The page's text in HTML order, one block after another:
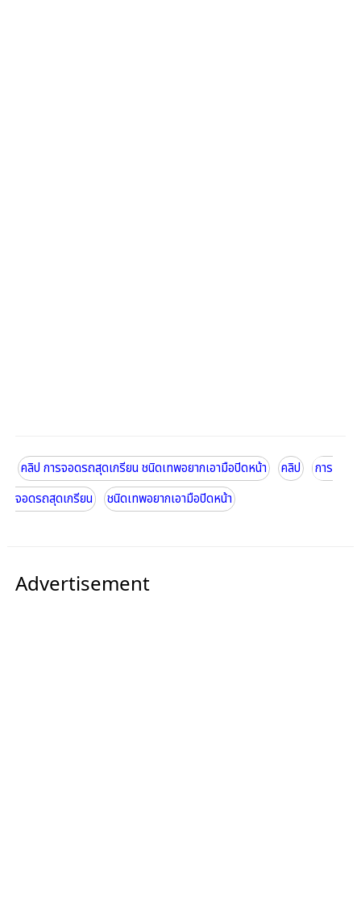
คลิป การจอดรถสุดเกรียน ชนิดเทพอยากเอามือปิดหน้า คลิป
การ
จอดรถสุดเกรียน
ชนิดเทพอยากเอามือปิดหน้า
Advertisement